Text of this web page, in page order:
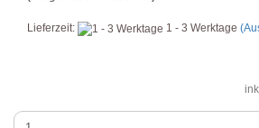
Lieferzeit: 1 - 3 Werktage